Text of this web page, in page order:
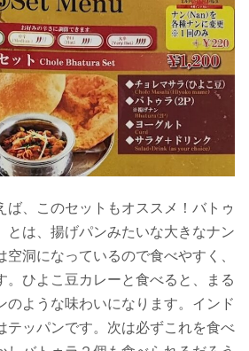
ば、このセットもオススメ！バトゥ
とは、揚げパンみたいな大きなナン
洞になっているので食べやすく、
。ひよこ豆カレーと食べると、まる
のような味わいになります。インド
テッパンです。次は必ずこれを食べ